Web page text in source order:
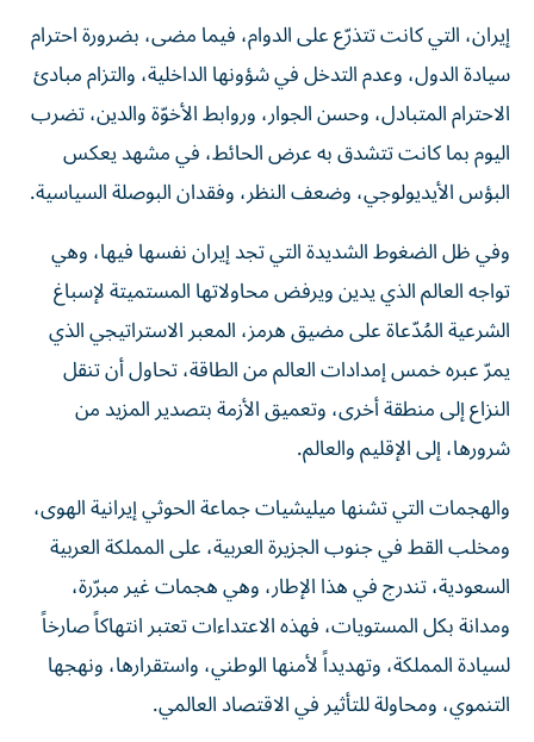
إيران، التي كانت تتذرّع على الدوام، فيما مضى، بضرورة احترام
سيادة الدول، وعدم التدخل في شؤونها الداخلية، والتزام مبادئ
الاحترام المتبادل، وحسن الجوار، وروابط الأخوّة والدين، تضرب
اليوم بما كانت تتشدق به عرض الحائط، في مشهد يعكس
البؤس الأيديولوجي، وضعف النظر، وفقدان البوصلة السياسية.
وفي ظل الضغوط الشديدة التي تجد إيران نفسها فيها، وهي
تواجه العالم الذي يدين ويرفض محاولاتها المستميتة لإسباغ
الشرعية المُدّعاة على مضيق هرمز، المعبر الاستراتيجي الذي
يمرّ عبره خمس إمدادات العالم من الطاقة، تحاول أن تنقل
النزاع إلى منطقة أخرى، وتعميق الأزمة بتصدير المزيد من
شرورها، إلى الإقليم والعالم.
والهجمات التي تشنها ميليشيات جماعة الحوثي إيرانية الهوى،
ومخلب القط في جنوب الجزيرة العربية، على المملكة العربية
السعودية، تندرج في هذا الإطار، وهي هجمات غير مبرّرة،
ومدانة بكل المستويات، فهذه الاعتداءات تعتبر انتهاكاً صارخاً
لسيادة المملكة، وتهديداً لأمنها الوطني، واستقرارها، ونهجها
التنموي، ومحاولة للتأثير في الاقتصاد العالمي.